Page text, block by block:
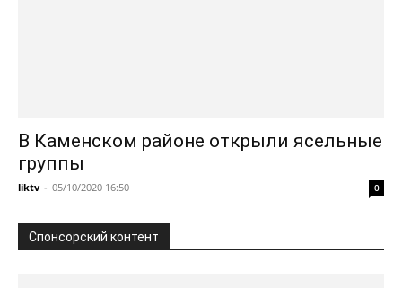
В Каменском районе открыли ясельные
группы
liktv - 05/10/2020 16:50 0
Спонсорский контент